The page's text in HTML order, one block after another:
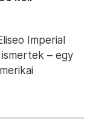
Imperial
– egy